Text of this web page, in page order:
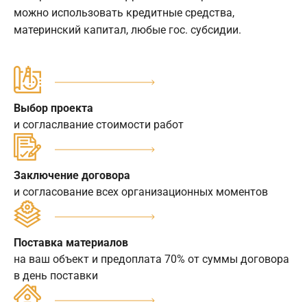
можно использовать кредитные средства,
материнский капитал, любые гос. субсидии.
Выбор проекта
и согласлвание стоимости работ
Заключение договора
и согласование всех организационных моментов
Поставка материалов
на ваш объект и предоплата 70% от суммы договора
в день поставки